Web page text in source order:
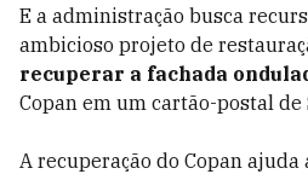
E a administração busca
ambicioso projeto de
recuperar a fachada
Copan em um cartão-postal de
A recuperação do Copan